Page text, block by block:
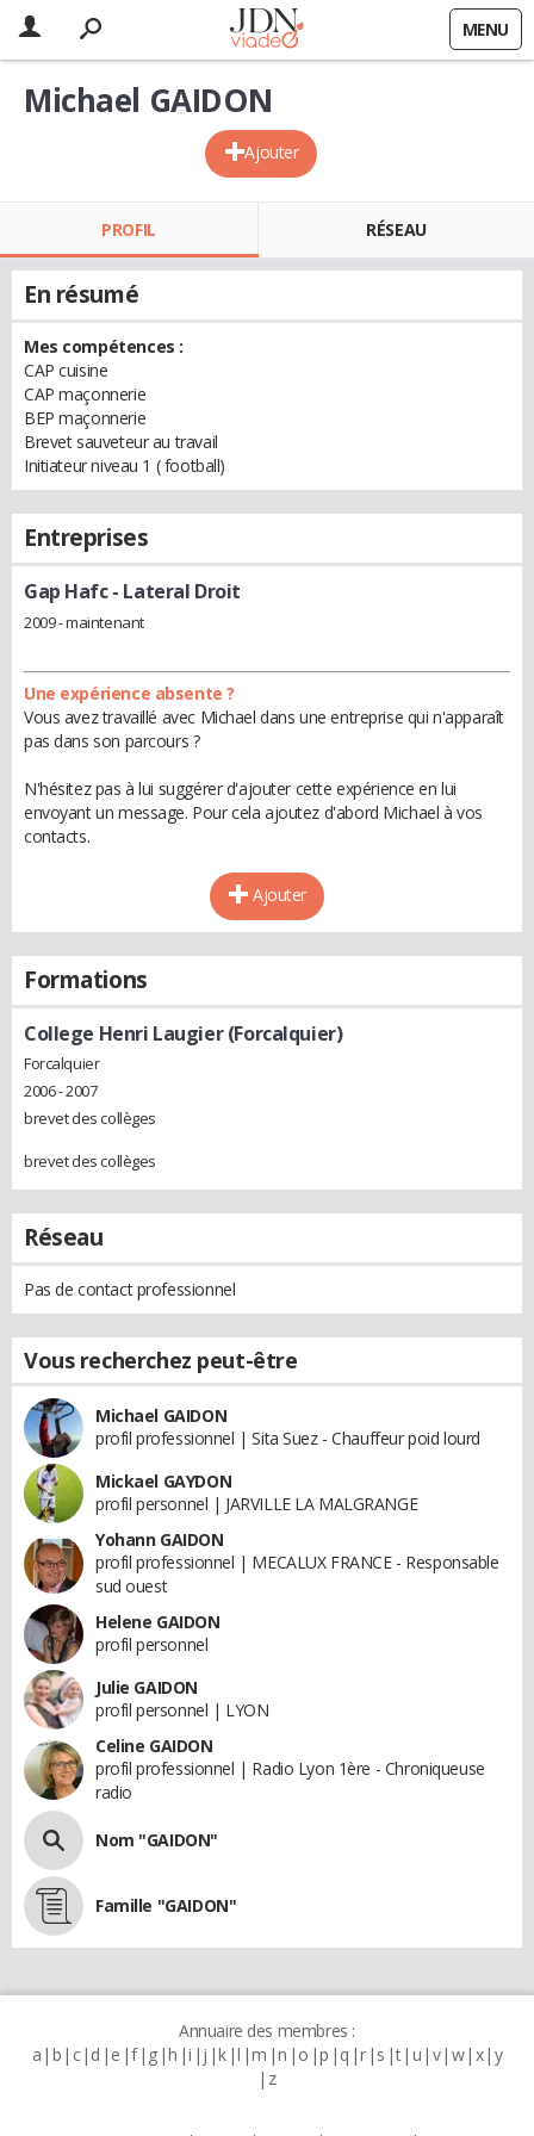
MENU
Ajouter
Michael GAIDON
PROFIL RÉSEAU
En résumé
Mes compétences :
CAP cuisine
CAP maçonnerie
BEP maçonnerie
Brevet sauveteur au travail
Initiateur niveau 1 ( football)
Entreprises
Gap Hafc- Lateral Droit
2009 - maintenant
Une expérience absente ?
Vous avez travaillé avec Michael dans une entreprise qui n'apparaît
pas dans son parcours ?
N'hésitez pas à lui suggérer d'ajouter cette expérience en lui
envoyant un message. Pour cela ajoutez d'abord Michael à vos
contacts.
Ajouter
Formations
College Henri Laugier (Forcalquier)
Forcalquier
2006 - 2007
brevet des collèges
brevet des collèges
Réseau
Pas de contact professionnel
Vous recherchez peut-être
Michael GAIDON
profil professionnel | Sita Suez - Chauffeur poid lourd
Mickael GAYDON
profil personnel | JARVILLE LA MALGRANGE
Yohann GAIDON
profil professionnel | MECALUX FRANCE - Responsable
sud ouest
Helene GAIDON
profil personnel
Julie GAIDON
profil personnel | LYON
Celine GAIDON
profil professionnel | Radio Lyon 1ère - Chroniqueuse
radio
Nom "GAIDON"
Famille "GAIDON"
Annuaire des membres :
a b c d e f g h i j k l m n o p q r s t u v w x y
z